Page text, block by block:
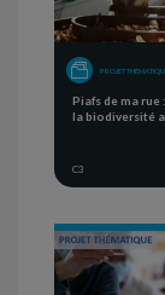
PROJET
Piafs de ma rue
la biodiversité
C3